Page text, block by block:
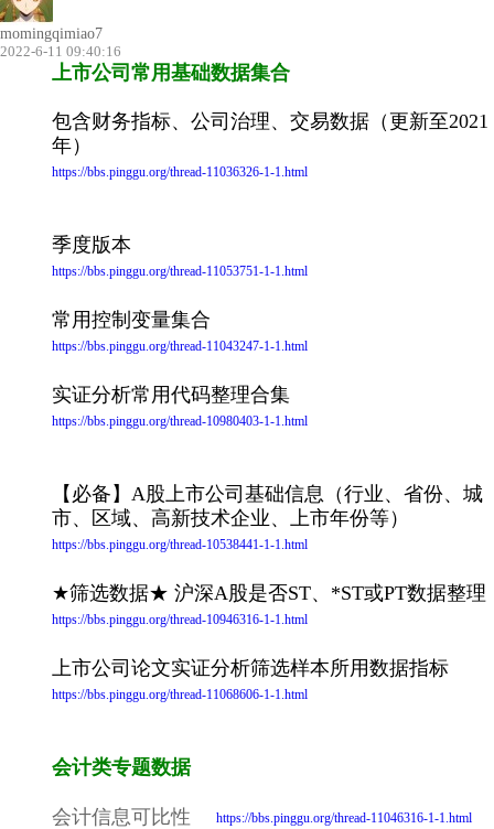
momingqimiao7
2022-6-11 09:40:16
上市公司常用基础数据集合
包含财务指标、公司治理、交易数据（更新至2021
年）
https://bbs.pinggu.org/thread-11036326-1-1.html
季度版本
https://bbs.pinggu.org/thread-11053751-1-1.html
常用控制变量集合
https://bbs.pinggu.org/thread-11043247-1-1.html
实证分析常用代码整理合集
https://bbs.pinggu.org/thread-10980403-1-1.html
【必备】A股上市公司基础信息（行业、省份、城
市、区域、高新技术企业、上市年份等）
https://bbs.pinggu.org/thread-10538441-1-1.html
★筛选数据★ 沪深A股是否ST、*ST或PT数据整理
https://bbs.pinggu.org/thread-10946316-1-1.html
上市公司论文实证分析筛选样本所用数据指标
https://bbs.pinggu.org/thread-11068606-1-1.html
会计类专题数据
会计信息可比性 https://bbs.pinggu.org/thread-11046316-1-1.html